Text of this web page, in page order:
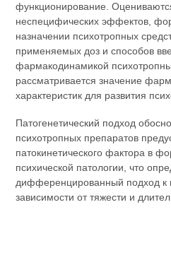
функционирование.
неспецифических эффектов,
назначении психотропных
применяемых доз и способов
фармакодинамикой
рассматривается значение
характеристик для развития
Патогенетический подход
психотропных препаратов
патокинетического фактора в
психической патологии, что
дифференцированный подход к
зависимости от тяжести и